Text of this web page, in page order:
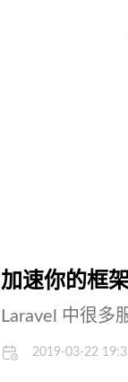
加速你的框
Laravel 中很多
2019-03-22